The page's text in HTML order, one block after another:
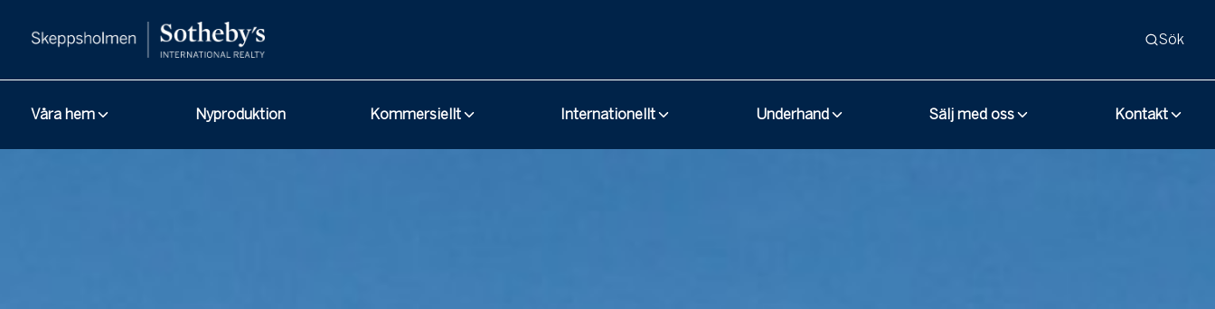
Sök
Våra hem Nyproduktion Kommersiellt Internationellt Underhand Sälj med oss Kontakt